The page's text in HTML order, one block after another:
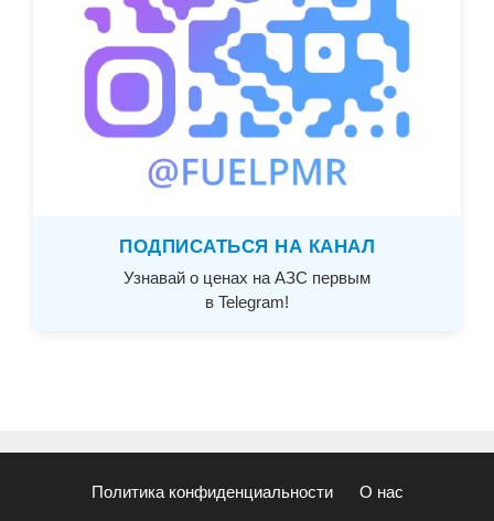
ПОДПИСАТЬСЯ НА КАНАЛ
Узнавай о ценах на АЗС первым
в Telegram!
Политика конфиденциальности О нас